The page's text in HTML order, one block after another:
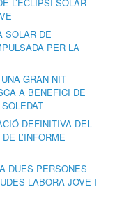
SOLAR DE
PER LA
GRAN NIT
A BENEFICI DE
DEFINITIVA DEL
L’INFORME
DUES PERSONES
LABORA JOVE I